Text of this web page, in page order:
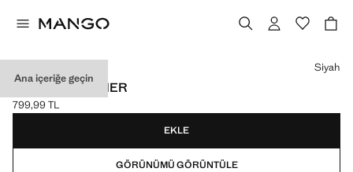
Ana içeriğe geçin
SUNI DERI KEMER
Güncel fiyat [799,99 TL ]
799,99 TL
Bir renk seçin
Siyah
EKLE
GÖRÜNÜMÜ GÖRÜNTÜLE